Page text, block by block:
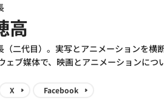
高
（二代目）。実写とアニメーションを横
ェブ媒体で、映画とアニメーションにつ
X Facebook